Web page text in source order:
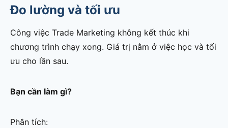
Đo lường và tối ưu
Công việc Trade Marketing không kết thúc khi
chương trình chạy xong. Giá trị nằm ở việc học và tối
ưu cho lần sau.
Bạn cần làm gì?
Phân tích: